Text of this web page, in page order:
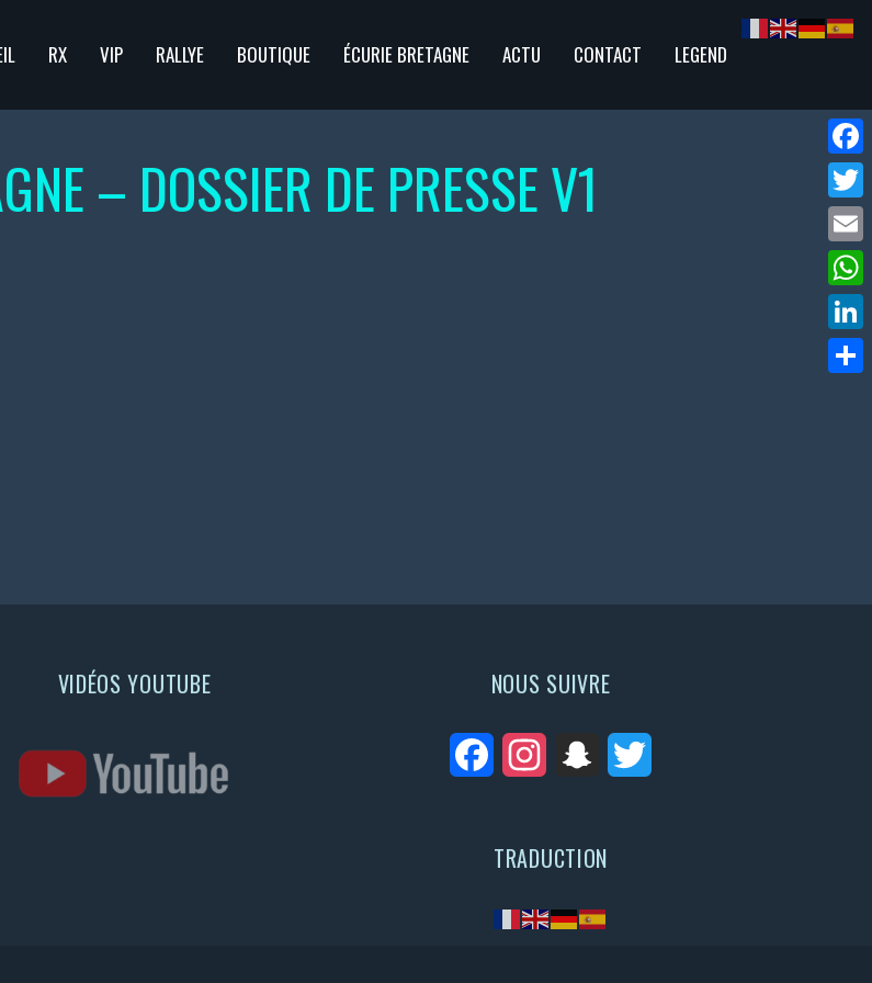
RX VIP RALLYE BOUTIQUE ÉCURIE BRETAGNE ACTU CONTACT LEGEND
– DOSSIER DE PRESSE V1
VIDÉOS YOUTUBE NOUS SUIVRE
FacebookInstagramSnapchat
TRADUCTION
Email